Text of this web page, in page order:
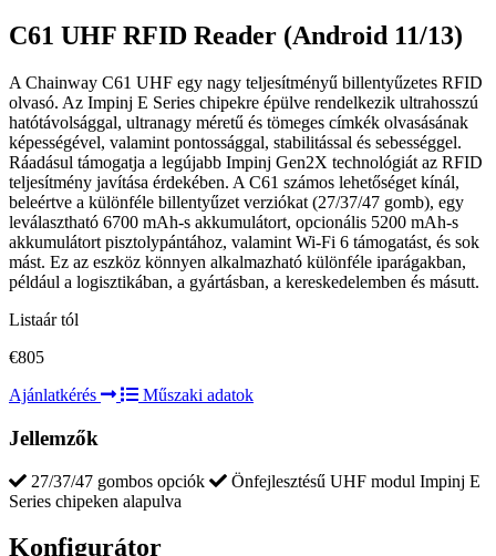
C61 UHF RFID Reader (Android 11/13)
A Chainway C61 UHF egy nagy teljesítményű billentyűzetes RFID
olvasó. Az Impinj E Series chipekre épülve rendelkezik ultrahosszú
hatótávolsággal, ultranagy méretű és tömeges címkék olvasásának
képességével, valamint pontossággal, stabilitással és sebességgel.
Ráadásul támogatja a legújabb Impinj Gen2X technológiát az RFID
teljesítmény javítása érdekében. A C61 számos lehetőséget kínál,
beleértve a különféle billentyűzet verziókat (27/37/47 gomb), egy
leválasztható 6700 mAh-s akkumulátort, opcionális 5200 mAh-s
akkumulátort pisztolypántához, valamint Wi-Fi 6 támogatást, és sok
mást. Ez az eszköz könnyen alkalmazható különféle iparágakban,
például a logisztikában, a gyártásban, a kereskedelemben és másutt.
Listaár tól
€805
Ajánlatkérés
Műszaki adatok
Jellemzők
27/37/47 gombos opciók
Önfejlesztésű UHF modul Impinj E
Series chipeken alapulva
Konfigurátor